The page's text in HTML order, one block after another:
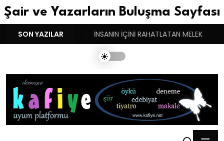
Şair ve Yazarların Buluşma Sayfası
SON YAZILAR
BASARINDIR! İNSANIN İÇİNİ RAHATLATAN MELEK